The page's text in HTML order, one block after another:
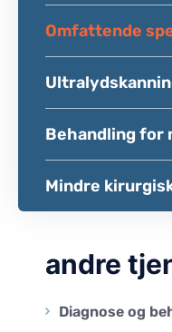
Omfattende
Behandling
Mindre
andre
Diagnose og